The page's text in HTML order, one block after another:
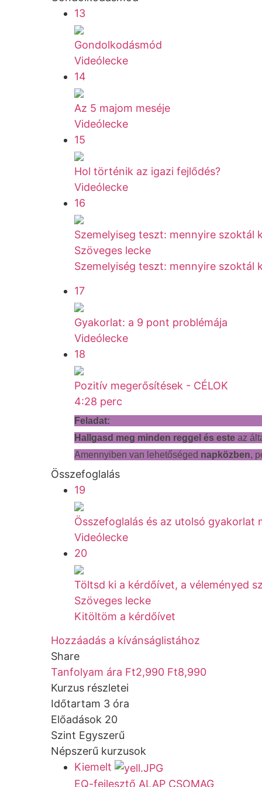
13
Gondolkodásmód
Videólecke
14
Az 5 majom meséje
Videólecke
15
Hol történik az igazi fejlődés?
Videólecke
16
Szemelyiseg teszt: mennyire szoktál
Szöveges lecke
Szemelyiség teszt: mennyire szoktál
17
Gyakorlat: a 9 pont problémája
Videólecke
18
Pozitív megerősítések - CÉLOK
4:28 perc
Feladat:
Hallgasd meg minden reggel és este az
Amennyiben van lehetőséged napközben,
Összefoglalás
19
Összefoglalás és az utolsó gyakorlat
Videólecke
20
Töltsd ki a kérdőívet, a véleményed
Szöveges lecke
Kitöltöm a kérdőívet
Hozzáadás a kívánságlistához
Share
Tanfolyam ára Ft2,990 Ft8,990
Kurzus részletei
Időtartam 3 óra
Előadások 20
Szint Egyszerű
Népszerű kurzusok
Kiemelt
EQ-fejlesztő ALAP CSOMAG